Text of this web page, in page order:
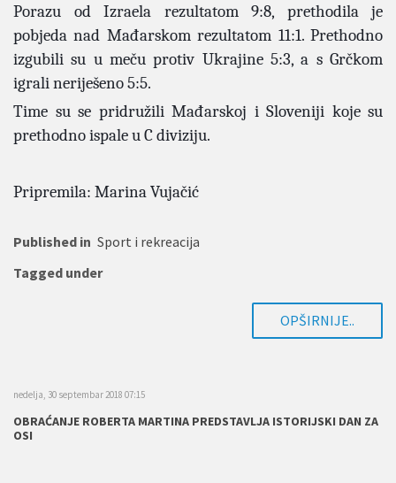
Porazu od Izraela rezultatom 9:8, prethodila je
pobjeda nad Mađarskom rezultatom 11:1. Prethodno
izgubili su u meču protiv Ukrajine 5:3, a s Grčkom
igrali neriješeno 5:5.
Time su se pridružili Mađarskoj i Sloveniji koje su
prethodno ispale u C diviziju.
Pripremila: Marina Vujačić
Published in Sport i rekreacija
Tagged under
OPŠIRNIJE..
nedelja, 30 septembar 2018 07:15
OBRAĆANJE ROBERTA MARTINA PREDSTAVLJA ISTORIJSKI DAN ZA
OSI